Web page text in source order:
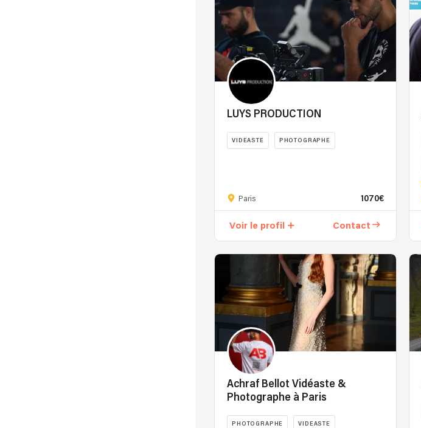
LUYS PRODUCTION
VIDEASTE PHOTOGRAPHE
Paris 1070€
Voir le profil Contact
Achraf Bellot Vidéaste &
Photographe à Paris
PHOTOGRAPHE VIDEASTE